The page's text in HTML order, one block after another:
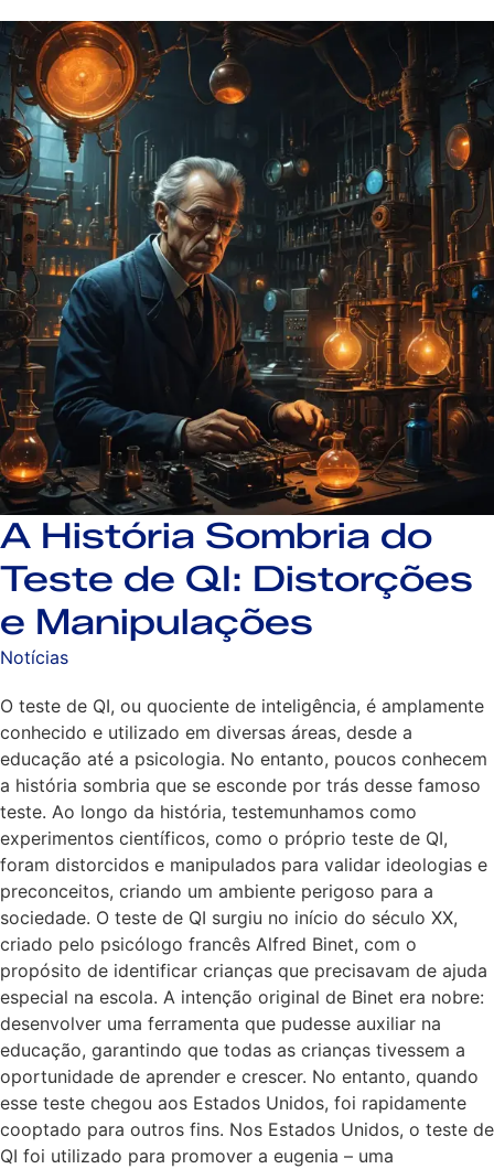
A História Sombria do
Teste de QI: Distorções
e Manipulações
Notícias
O teste de QI, ou quociente de inteligência, é amplamente
conhecido e utilizado em diversas áreas, desde a
educação até a psicologia. No entanto, poucos conhecem
a história sombria que se esconde por trás desse famoso
teste. Ao longo da história, testemunhamos como
experimentos científicos, como o próprio teste de QI,
foram distorcidos e manipulados para validar ideologias e
preconceitos, criando um ambiente perigoso para a
sociedade. O teste de QI surgiu no início do século XX,
criado pelo psicólogo francês Alfred Binet, com o
propósito de identificar crianças que precisavam de ajuda
especial na escola. A intenção original de Binet era nobre:
desenvolver uma ferramenta que pudesse auxiliar na
educação, garantindo que todas as crianças tivessem a
oportunidade de aprender e crescer. No entanto, quando
esse teste chegou aos Estados Unidos, foi rapidamente
cooptado para outros fins. Nos Estados Unidos, o teste de
QI foi utilizado para promover a eugenia – uma